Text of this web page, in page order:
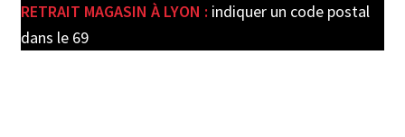
RETRAIT MAGASIN À LYON : indiquer un code postal
dans le 69